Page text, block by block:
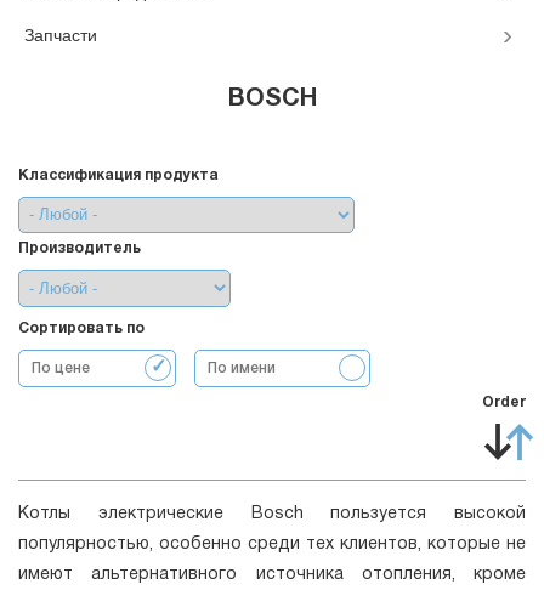
BOSCH
Классификация продукта
Производитель
Сортировать по
По цене По имени
Order
Котлы электрические Bosch пользуется высокой
популярностью, особенно среди тех клиентов, которые не
имеют альтернативного источника отопления, кроме
Запчасти